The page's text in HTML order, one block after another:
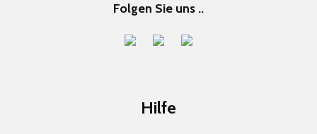
Folgen Sie uns ..
Hilfe